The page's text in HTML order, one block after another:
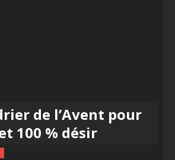
de l’Avent pour
100 % désir